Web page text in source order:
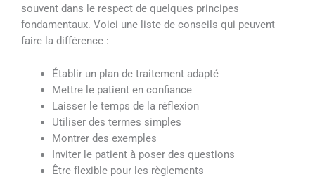
souvent dans le respect de quelques principes
fondamentaux. Voici une liste de conseils qui peuvent
faire la différence :
Établir un plan de traitement adapté
Mettre le patient en confiance
Laisser le temps de la réflexion
Utiliser des termes simples
Montrer des exemples
Inviter le patient à poser des questions
Être flexible pour les règlements